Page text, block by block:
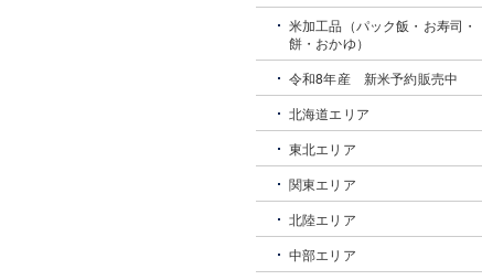
米加工品（パック飯・お寿司・
餅・おかゆ）
令和8年産 新米予約販売中
北海道エリア
東北エリア
関東エリア
北陸エリア
中部エリア